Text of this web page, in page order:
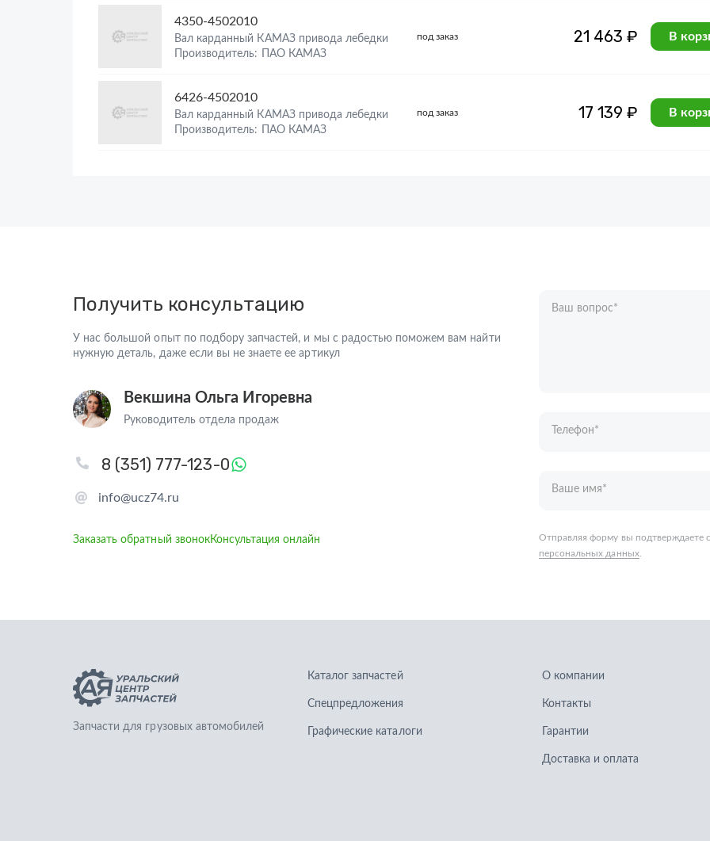
4350-4502010
Вал карданный КАМАЗ привода лебедки
Производитель: ПАО КАМАЗ
под заказ 21 463 ₽ В
6426-4502010
Вал карданный КАМАЗ привода лебедки
Производитель: ПАО КАМАЗ
под заказ 17 139 ₽ В
Получить консультацию
У нас большой опыт по подбору запчастей, и мы с радостью поможем вам найти
нужную деталь, даже если вы не знаете ее артикул
Векшина Ольга Игоревна
Руководитель отдела продаж
info@ucz74.ru
8 (351) 777-123-0
Заказать обратный звонокКонсультация онлайн
Ваш вопрос*
Запчасти для грузовых автомобилей
Спецпредложения
Графические каталоги
Контакты
Гарантии
Доставка и оплата